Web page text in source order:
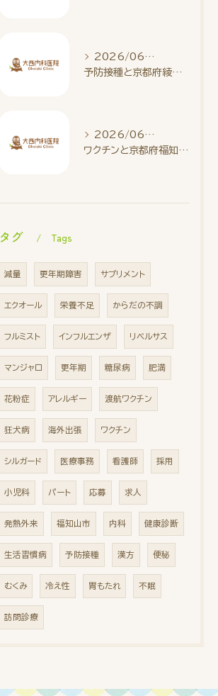
2026/06/07
予防接種と京都府綾部市で受けるA型肝炎対策実践ガイド
2026/06/01
ワクチンと京都府福知山市DT接種情報と費用内訳を徹底解説
タグ Tags
減量 更年期障害 サプリメント
エクオール 栄養不足 からだの不調
フルミスト インフルエンザ リベルサス
マンジャロ 更年期 糖尿病 肥満
花粉症 アレルギー 渡航ワクチン
狂犬病 海外出張 ワクチン
シルガード 医療事務 看護師 採用
小児科 パート 応募 求人
発熱外来 福知山市 内科 健康診断
生活習慣病 予防接種 漢方 便秘
むくみ 冷え性 胃もたれ 不眠
訪問診療